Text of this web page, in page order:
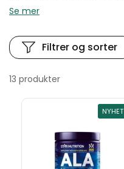
Se mer
13 produkter
Filtrer og sorter
NYHET